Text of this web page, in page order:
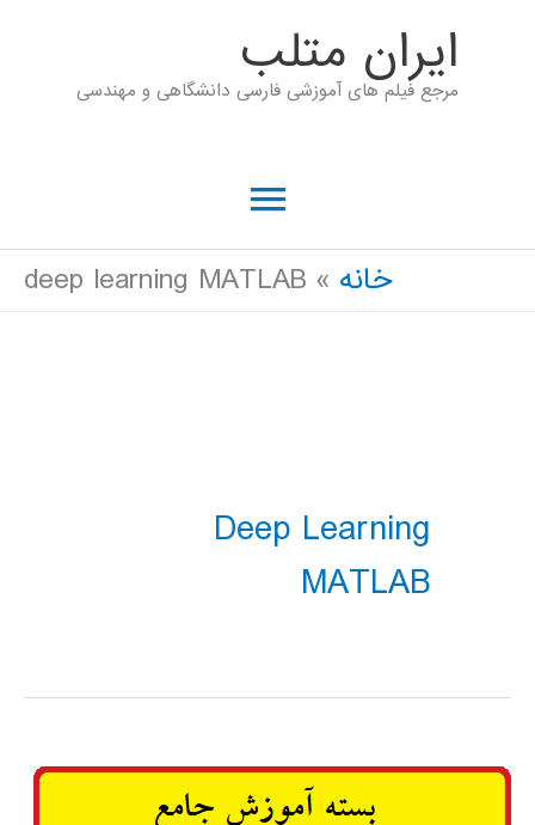
ايران متلب
مرجع فیلم های آموزشی فارسی دانشگاهی و مهندسی
فهرست
اصلی
خانه deep learning MATLAB
Deep Learning
MATLAB